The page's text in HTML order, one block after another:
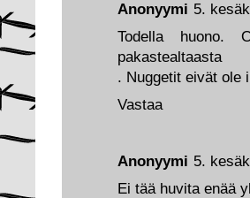
Anonyymi 5.
Ei tää huvita enää
Anonyymi 5.
Todella huono.
pakastealtaasta
. Nuggetit eivät ole
Vastaa